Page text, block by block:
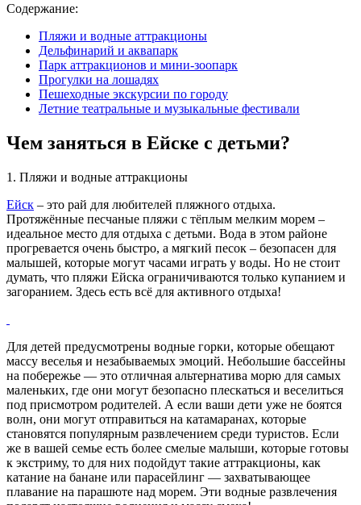
Содержание:
Пляжи и водные аттракционы
Дельфинарий и аквапарк
Парк аттракционов и мини-зоопарк
Прогулки на лошадях
Пешеходные экскурсии по городу
Летние театральные и музыкальные фестивали
Чем заняться в Ейске с детьми?
1. Пляжи и водные аттракционы
Ейск – это рай для любителей пляжного отдыха.
Протяжённые песчаные пляжи с тёплым мелким морем –
идеальное место для отдыха с детьми. Вода в этом районе
прогревается очень быстро, а мягкий песок – безопасен для
малышей, которые могут часами играть у воды. Но не стоит
думать, что пляжи Ейска ограничиваются только купанием и
загоранием. Здесь есть всё для активного отдыха!
Для детей предусмотрены водные горки, которые обещают
массу веселья и незабываемых эмоций. Небольшие бассейны
на побережье — это отличная альтернатива морю для самых
маленьких, где они могут безопасно плескаться и веселиться
под присмотром родителей. А если ваши дети уже не боятся
волн, они могут отправиться на катамаранах, которые
становятся популярным развлечением среди туристов. Если
же в вашей семье есть более смелые малыши, которые готовы
к экстриму, то для них подойдут такие аттракционы, как
катание на банане или парасейлинг — захватывающее
плавание на парашюте над морем. Эти водные развлечения